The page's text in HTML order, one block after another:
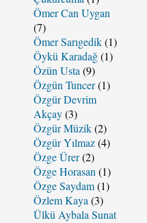
Ömer Can Uygan
(7)
Ömer Sarıgedik(1)
Öykü Karadağ(1)
Özün Usta (9)
Özgün Tuncer(1)
Özgür Devrim
Akçay(3)
Özgür Müzik(2)
Özgür Yılmaz(4)
Özge Ürer(2)
Özge Horasan (1)
Özge Saydam(1)
Özlem Kaya (3)
Ülkü Aybala Sunat